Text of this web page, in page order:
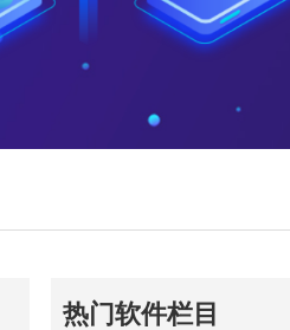
热门软件栏目